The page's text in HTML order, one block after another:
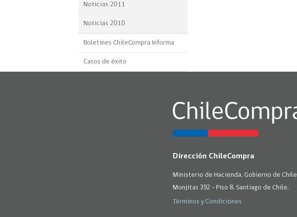
Noticias 2011
Noticias 2010
Boletines ChileCompra Informa
Casos de éxito
Dirección ChileCompra
Ministerio de Hacienda, Gobierno de Chile
Monjitas 392 - Piso 8, Santiago de Chile.
Términos y Condiciones